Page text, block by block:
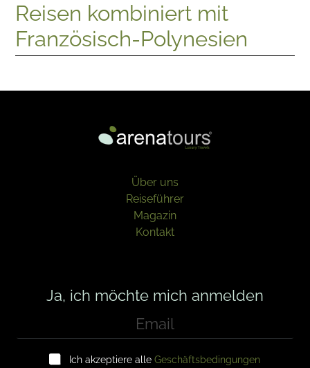
Reisen kombiniert mit
Französisch-Polynesien
Über uns
Reiseführer
Magazin
Kontakt
Ja, ich möchte mich anmelden
a
Ich akzeptiere alle Geschäftsbedingungen